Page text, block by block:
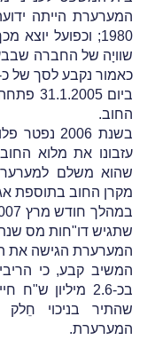
1980; וכפועל
שוויָה של החברה
כאמור נקבע לסך של כ-8 מיליון
ביום
החוב.
עזבונו את מלוא
מקרן החוב בתוספת
המערערת הגישה את
המשיב קבע, כי
שהתיר בניכוי
המערערת.